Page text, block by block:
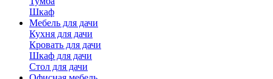
Шкаф
Мебель для дачи
Кухня для дачи
Кровать для дачи
Шкаф для дачи
Стол для дачи